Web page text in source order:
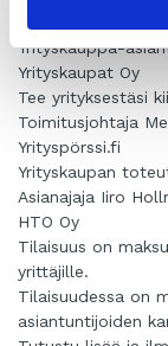
ja mistä löydän
Yrityskauppa-
Yrityskaupat Oy
Tee yrityksestäsi
Toimitusjohtaja
Yrityspörssi.fi
Yrityskaupan
Asianajaja Iiro
HTO Oy
Tilaisuus on
yrittäjille.
Tilaisuudessa on
asiantuntijoiden